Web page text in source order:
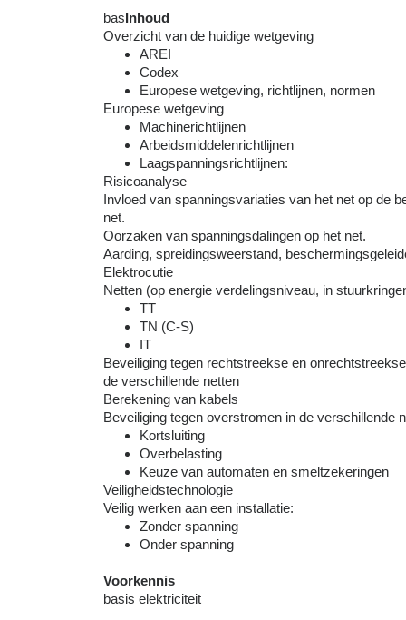
basInhoud
Overzicht van de huidige wetgeving
AREI
Codex
Europese wetgeving, richtlijnen, normen
Europese wetgeving
Machinerichtlijnen
Arbeidsmiddelenrichtlijnen
Laagspanningsrichtlijnen:
Risicoanalyse
Invloed van spanningsvariaties van het net op de
net.
Oorzaken van spanningsdalingen op het net.
Aarding, spreidingsweerstand,
Elektrocutie
Netten (op energie verdelingsniveau, in
TT
TN (C-S)
IT
Beveiliging tegen rechtstreekse en
de verschillende netten
Berekening van kabels
Beveiliging tegen overstromen in de verschillende
Kortsluiting
Overbelasting
Keuze van automaten en smeltzekeringen
Veiligheidstechnologie
Veilig werken aan een installatie:
Zonder spanning
Onder spanning
Voorkennis
basis elektriciteit